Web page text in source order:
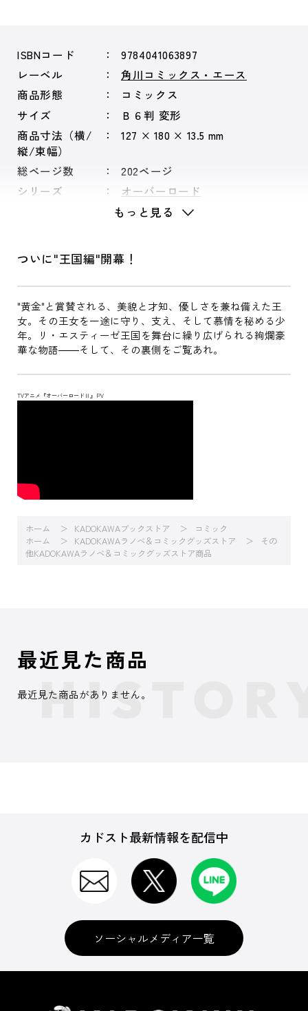
ISBNコード
9784041063897
レーベル
角川コミックス・エース
商品形態
コミックス
サイズ
Ｂ６判 変形
商品寸法（横/
縦/束幅）
127 × 180 × 13.5 mm
総ページ数
202ページ
シリーズ
オーバーロード
もっと見る
ついに"王国編"開幕！
"黄金"と賞賛される、美貌と才知、優しさを兼ね備えた王
女。その王女を一途に守り、支え、そして慕情を秘める少
年。リ・エスティーゼ王国を舞台に繰り広げられる絢爛豪
華な物語――そして、その裏側をご覧あれ。
TVアニメ『オーバーロードⅡ』 PV
ホーム KADOKAWAブックストア
コミック
ホーム
KADOKAWAラノベ＆コミックグッズストア
その
他KADOKAWAラノベ＆コミックグッズストア商品
最近見た商品
最近見た商品がありません。
カドスト最新情報を配信中
ソーシャルメディア一覧